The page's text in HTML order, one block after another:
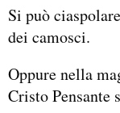
Si può
dei camosci.
Oppure nella
Cristo Pensante